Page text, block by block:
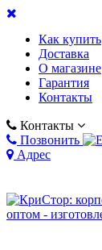
Как купить
Доставка
О магазине
Гарантия
Контакты
Контакты
Позвонить
Адрес